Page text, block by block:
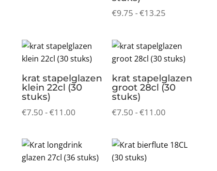
€9.75 -€13.25
€13.25
krat stapelglazen
klein 22cl (30
stuks)
€7.50 -€11.00Prijsklasse:
€11.00
krat stapelglazen
groot 28cl (30
stuks)
€7.50 -€11.00
€11.00